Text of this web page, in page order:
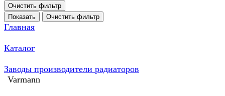
Очистить фильтр
Показать
Очистить фильтр
Главная
Каталог
Заводы производители радиаторов
Varmann